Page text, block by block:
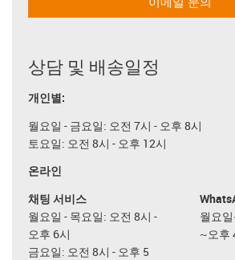
상담 및 배송일정
개인별:
월요일 - 금요일: 오전 7시 - 오후 8시
토요일: 오전 8시 - 오후 12시
온라인
채팅 서비스
월요일 - 목요일: 오전 8시 -
오후 6시
금요일: 오전 8시 - 오후 5
월요
~오후